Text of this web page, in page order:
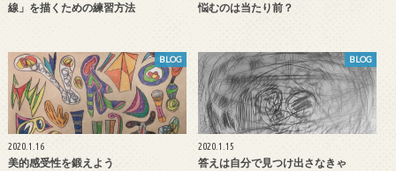
線」を描くための練習方法
悩むのは当たり前？
BLOG
2020.1.16
美的感受性を鍛えよう
BLOG
2020.1.15
答えは自分で見つけ出さなきゃ